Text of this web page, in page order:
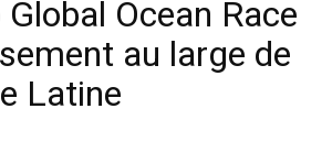
Ocean Race
au large de
Latine